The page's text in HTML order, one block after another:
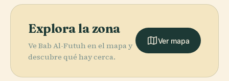
Explora la zona
Ve Bab Al-Futuh en el mapa y
descubre qué hay cerca.
Ver mapa